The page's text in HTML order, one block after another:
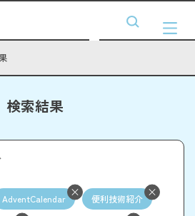
検索結果
AdventCalendar 便利技術紹介